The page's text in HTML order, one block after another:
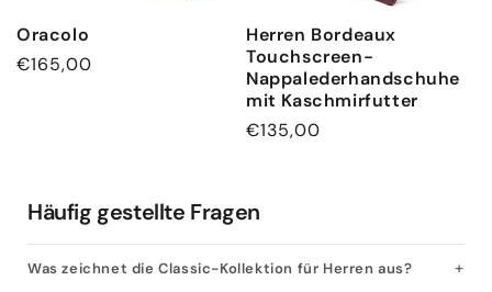
Oracolo
Normaler
€165,00
Herren Bordeaux
Touchscreen-
Nappalederhandschuhe
mit Kaschmirfutter
Normaler
€135,00
Häufig gestellte Fragen
Was zeichnet die Classic-Kollektion für Herren aus?